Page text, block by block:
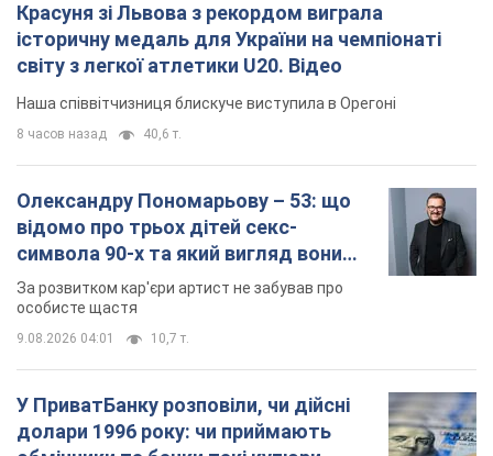
Красуня зі Львова з рекордом виграла
історичну медаль для України на чемпіонаті
світу з легкої атлетики U20. Відео
Наша співвітчизниця блискуче виступила в Орегоні
8 часов назад 40,6 т.
Олександру Пономарьову – 53: що
відомо про трьох дітей секс-
символа 90-х та який вигляд вони
мають
За розвитком кар'єри артист не забував про
особисте щастя
9.08.2026 04:01 10,7 т.
У ПриватБанку розповіли, чи дійсні
долари 1996 року: чи приймають